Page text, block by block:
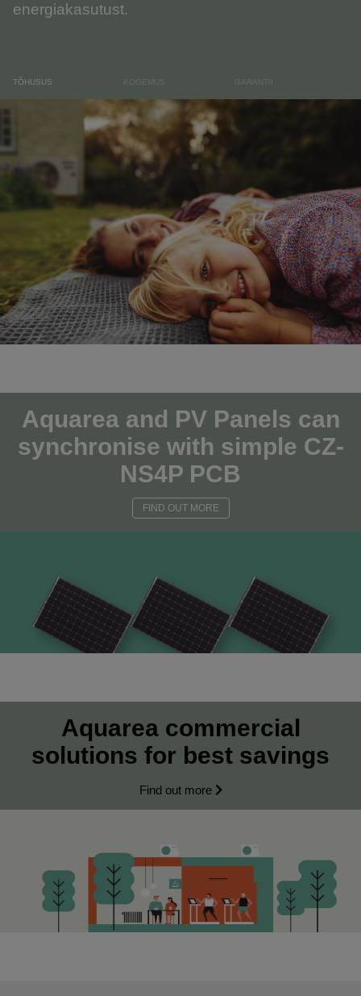
energiakasutust.
TÕHUSUS KOGEMUS GARANTII
Aquarea and PV Panels can
synchronise with simple CZ-
NS4P PCB
FIND OUT MORE
Aquarea commercial
solutions for best savings
Find out more